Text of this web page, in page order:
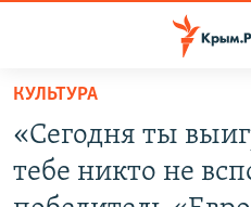
Вернуться
основному
содержанию
Вернутся
СПЕЦПРОЕКТЫ
ГРУЗ 200
ВОДА
КУЛЬТУРА
«Сегодня ты
тебе никто не